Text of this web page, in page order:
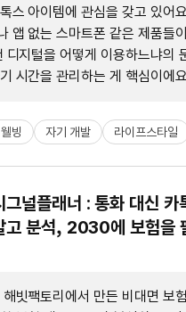
스 아이템에 관심을 갖고 있어
앱 없는 스마트폰 같은 제품들
디지털을 어떻게 이용하느냐의
시간을 관리하는 게 핵심이에
빙 자기 개발 라이프스타일
그널플래너 : 통화 대신 카
고 분석, 2030에 보험을
빗팩토리에서 만든 비대면 보